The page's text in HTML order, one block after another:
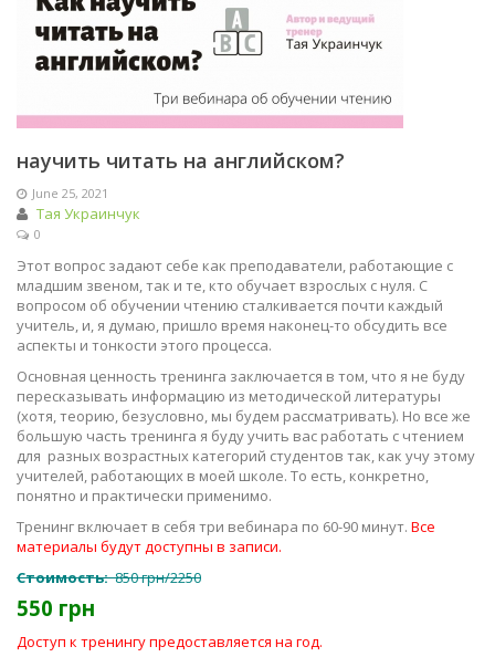
научить читать на английском?
June 25, 2021
Тая Украинчук
0
Этот вопрос задают себе как преподаватели, работающие с
младшим звеном, так и те, кто обучает взрослых с нуля. С
вопросом об обучении чтению сталкивается почти каждый
учитель, и, я думаю, пришло время наконец-то обсудить все
аспекты и тонкости этого процесса.
Основная ценность тренинга заключается в том, что я не буду
пересказывать информацию из методической литературы
(хотя, теорию, безусловно, мы будем рассматривать). Но все же
большую часть тренинга я буду учить вас работать с чтением
для разных возрастных категорий студентов так, как учу этому
учителей, работающих в моей школе. То есть, конкретно,
понятно и практически применимо.
Тренинг включает в себя три вебинара по 60-90 минут. Все
материалы будут доступны в записи.
Стоимость:850 грн/2250
550 грн
Доступ к тренингу предоставляется на год.